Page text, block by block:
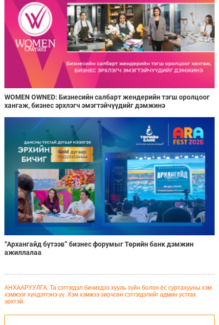
WOMEN OWNED: Бизнесийн салбарт жендерийн тэгш оролцоог
хангаж, бизнес эрхлэгч эмэгтэйчүүдийг дэмжинэ
“Архангайд бүтээв” бизнес форумыг Төрийн банк дэмжин
ажиллалаа
АНХААРУУЛГА: Та сэтгэгдэл бичихдээ хууль зүйн болон ёс суртахууны хэм
хэмжээг хүндэтгэнэ үү. Хэм хэмжээ зөрчсөн сэтгэгдэлийг админ устгах
эрхтэй.